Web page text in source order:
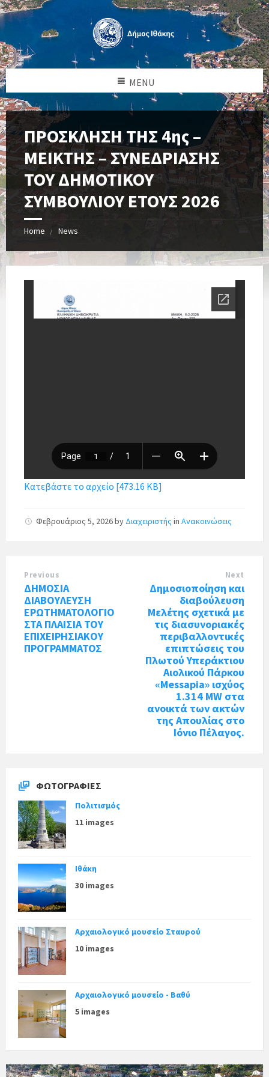
MENU
ΠΡΟΣΚΛΗΣΗ ΤΗΣ 4ης –
ΜΕΙΚΤΗΣ – ΣΥΝΕΔΡΙΑΣΗΣ
ΤΟΥ ΔΗΜΟΤΙΚΟΥ
ΣΥΜΒΟΥΛΙΟΥ ΕΤΟΥΣ 2026
Home News
Κατεβάστε το αρχείο [473.16 KB]
Φεβρουάριος 5, 2026by Διαχειριστής in Ανακοινώσεις
Previous
ΔΗΜΟΣΙΑ
ΔΙΑΒΟΥΛΕΥΣΗ
ΕΡΩΤΗΜΑΤΟΛΟΓΙΟ
ΣΤΑ ΠΛΑΙΣΙΑ ΤΟΥ
ΕΠΙΧΕΙΡΗΣΙΑΚΟΥ
ΠΡΟΓΡΑΜΜΑΤΟΣ
Next
Δημοσιοποίηση και
διαβούλευση
Μελέτης σχετικά με
τις διασυνοριακές
περιβαλλοντικές
επιπτώσεις του
Πλωτού Υπεράκτιου
Αιολικού Πάρκου
«Messapia» ισχύος
1.314 MW στα
ανοικτά των ακτών
της Απουλίας στο
Ιόνιο Πέλαγος.
ΦΩΤΟΓΡΑΦΊΕΣ
Πολιτισμός
11 images
Ιθάκη
30 images
Αρχαιολογικό μουσείο Σταυρού
10 images
Αρχαιολογικό μουσείο - Βαθύ
5 images